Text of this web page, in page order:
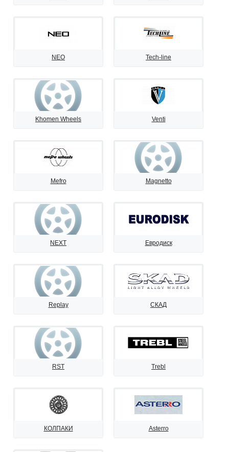
NEO Tech-line
Khomen Wheels Venti
Mefro Magnetto
NEXT Евродиск
Replay СКАД
RST Trebl
КОЛПАКИ Asterro